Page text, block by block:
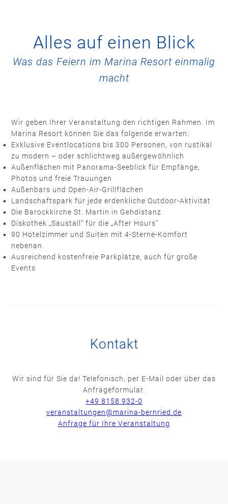
Alles auf einen Blick
Was das Feiern im Marina Resort einmalig
macht
Wir geben Ihrer Veranstaltung den richtigen Rahmen. Im
Marina Resort können Sie das folgende erwarten:
Exklusive Eventlocations bis 300 Personen, von rustikal
zu modern – oder schlichtweg außergewöhnlich
Außenflächen mit Panorama-Seeblick für Empfänge,
Photos und freie Trauungen
Außenbars und Open-Air-Grillflächen
Landschaftspark für jede erdenkliche Outdoor-Aktivität
Die Barockkirche St. Martin in Gehdistanz
Diskothek „Saustall“ für die „After Hours”
90 Hotelzimmer und Suiten mit 4-Sterne-Komfort
nebenan
Ausreichend kostenfreie Parkplätze, auch für große
Events
Kontakt
Wir sind für Sie da! Telefonisch, per E-Mail oder über das
Anfrageformular.
+49 8158 932-0
veranstaltungen@marina-bernried.de
Anfrage für Ihre Veranstaltung